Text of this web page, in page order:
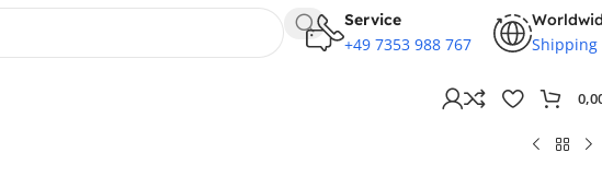
Service
+49 7353 988 767 Shipping